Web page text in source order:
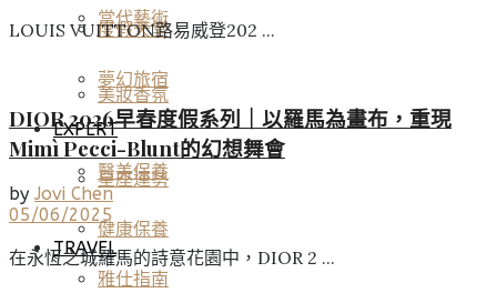
當代藝術
美妝香氛
醫美保養
TRAVEL
度假天堂
夢幻旅宿
EXPERT
星座運勢
健康保養
雅仕指南
LOUIS VUITTON路易威登202 ...
DIOR 2026早春度假系列｜以羅馬為畫布，重現
Mimì Pecci-Blunt的幻想舞會
by Jovi Chen
05/06/2025
在永恆之城羅馬的詩意花園中，DIOR 2 ...